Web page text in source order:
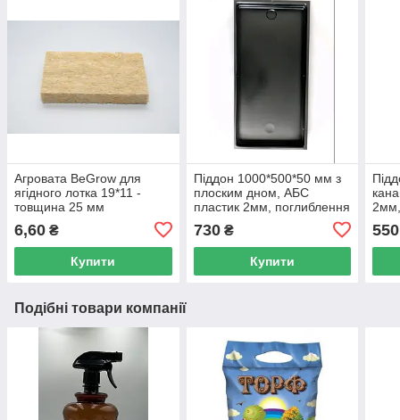
Агровата BeGrow для
ягідного лотка 19*11 -
товщина 25 мм
6,60 ₴
Купити
Піддон 1000*500*50 мм з
плоским дном, АБС
пластик 2мм, поглиблення
для зливу. Колір чорний.
730₴
Купити
550
Подібні товари компанії